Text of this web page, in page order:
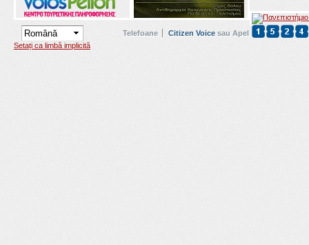
Setați ca limbă implicită
Telefoane Citizen Voice sau Apel